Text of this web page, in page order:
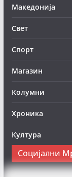
Македонија
Свет
Спорт
Магазин
Колумни
Хроника
Култура
Социјални